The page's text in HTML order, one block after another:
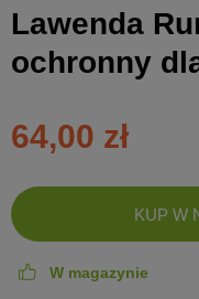
Lawenda
ochronny
64,00 zł
KUP W
W magazynie